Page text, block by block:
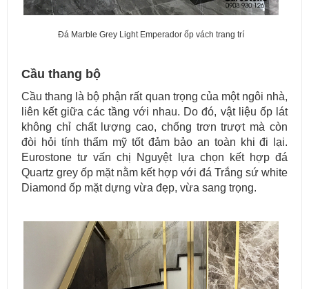
Đá Marble Grey Light Emperador ốp vách trang trí
Cầu thang bộ
Cầu thang là bộ phận rất quan trọng của một ngôi nhà,
liên kết giữa các tầng với nhau. Do đó, vật liệu ốp lát
không chỉ chất lượng cao, chống trơn trượt mà còn
đòi hỏi tính thẩm mỹ tốt đảm bảo an toàn khi đi lại.
Eurostone tư vấn chị Nguyệt lựa chọn kết hợp đá
Quartz grey ốp mặt nằm kết hợp với đá Trắng sứ white
Diamond ốp mặt dựng vừa đẹp, vừa sang trọng.